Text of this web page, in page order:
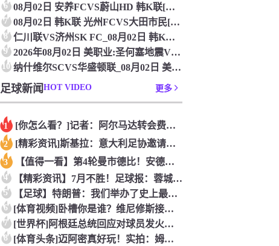
6 08月02日 安养FCVS蔚山HD 韩K联[免费直播]
7 08月02日 韩K联 光州FCVS大田市民[免费直播]
8 仁川联VS济州SK FC_08月02日 韩K联[免费直播]
9 2026年08月02日 美职业:圣何塞地震VS辛辛那提FC_
10 纳什维尔SCVS华盛顿联_08月02日 美职业[在线观看比赛
足球新闻 HOT VIDEO 更多
1 [你怎么看？]记者：阿尔马达转会费固定金额约2300万欧，外
2 [精彩资讯]斯基拉：意大利足协邀请布冯担任国家队领队，但遭到
3 【值得一看】第4轮曼市德比！安德森：从我知道曼市，曼城就是这
4 【精彩资讯】7月不胜！足球报：蓉城双冠王梦碎，近期成绩下滑要
5 【足球】特朗普：我们举办了史上最成功的一届世界杯
6 [体育视频]卧槽你是谁？维尼修斯接受下巴轮廓医美塑形，突然变
7 [世界杯]阿根廷总统回应对球员发火传言：我疯了才怪球员？全是
8 [体育头条]迈阿密真好玩！实拍：姆巴佩和女友被路人拍到在夜店